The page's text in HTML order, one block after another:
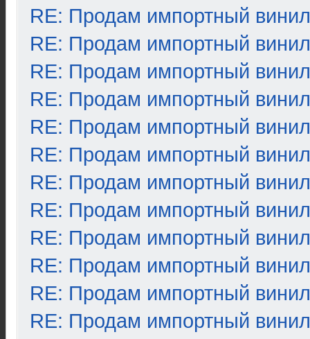
RE: Продам импортный винил
RE: Продам импортный винил
RE: Продам импортный винил
RE: Продам импортный винил
RE: Продам импортный винил
RE: Продам импортный винил
RE: Продам импортный винил
RE: Продам импортный винил
RE: Продам импортный винил
RE: Продам импортный винил
RE: Продам импортный винил
RE: Продам импортный винил